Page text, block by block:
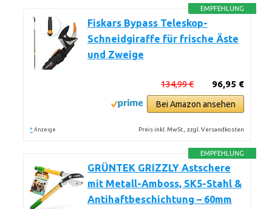
EMPFEHLUNG
Fiskars Bypass Teleskop-
Schneidgiraffe für frische Äste
und Zweige
96,95 €
134,99 €
Bei Amazon ansehen
* Anzeige Preis inkl. MwSt., zzgl. Versandkosten
EMPFEHLUNG
GRÜNTEK GRIZZLY Astschere
mit Metall-Amboss, SK5-Stahl &
Antihaftbeschichtung – 60mm